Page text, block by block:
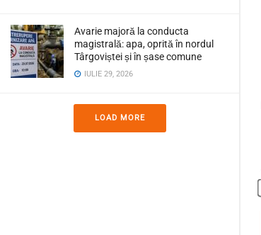
Avarie majoră la conducta
magistrală: apa, oprită în nordul
Târgoviștei și în șase comune
IULIE 29, 2026
LOAD MORE